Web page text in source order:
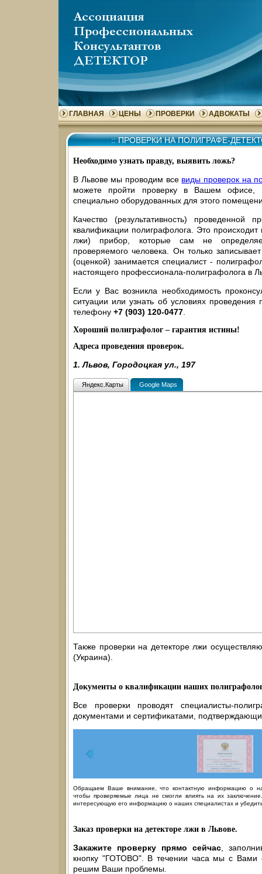
ГЛАВНАЯ ЦЕНЫ ПРОВЕРКИ АДВОКАТЫ
::ПРОВЕРКИ НА ПОЛИГРАФЕ-
Необходимо узнать правду, выявить ложь?
В Львове мы проводим все виды проверок на
можете пройти проверку в Вашем
специально оборудованных для этого
Качество (результативность) проведенной
квалификации полиграфолога. Это происходит
лжи) прибор, которые сам не
проверяемого человека. Он только
(оценкой) занимается специалист -
настоящего профессионала-полиграфолога в
Если у Вас возникла необходимость
ситуации или узнать об условиях проведения
телефону +7 (903) 120-0477
Хороший полиграфолог – гарантия истины!
Адреса проведения проверок.
1. Львов, Городоцкая ул., 197
Яндекс.Карты Google Maps
Также проверки на детекторе лжи
(Украина).
Документы о квалификации наших
Все проверки проводят специалисты-
документами и сертификатами,
Обращаем Ваше внимание, что контактную информацию о
чтобы проверяемые лица не смогли влиять на их
интересующую его информацию о наших специалистах и
Заказ проверки на детекторе лжи в Львове.
Закажите проверку прямо сейчас ,
кнопку "ГОТОВО". В течении часа мы с Вами
решим Ваши проблемы.